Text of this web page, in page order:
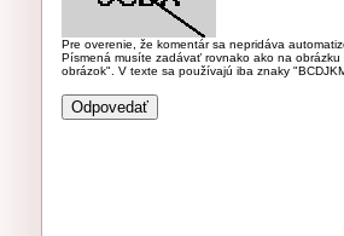
Pre overenie, že komentár sa nepridáva
Písmená musíte zadávať rovnako ako na
obrázok". V texte sa používajú iba znaky